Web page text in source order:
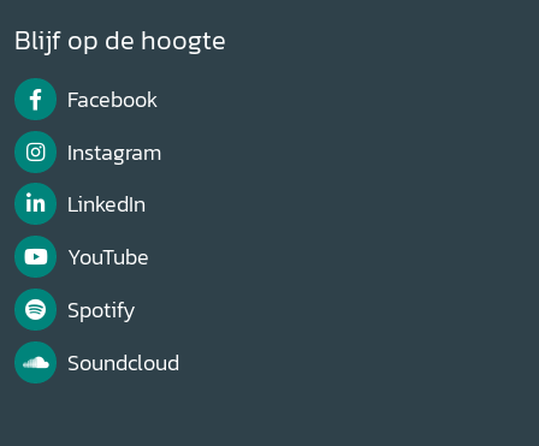
Blijf op de hoogte
Facebook
Instagram
LinkedIn
YouTube
Spotify
Soundcloud